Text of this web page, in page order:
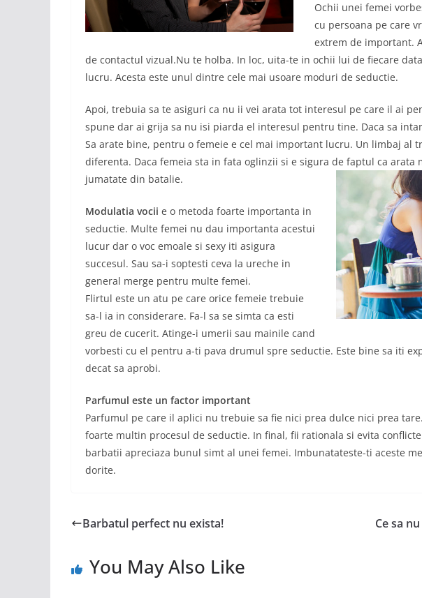
Ochii unei femei
cu persoana pe care
extrem de important.
de contactul vizual.Nu te holba. In loc, uita-te in ochii lui de fiecare
lucru. Acesta este unul dintre cele mai usoare moduri de seductie.
Apoi, trebuia sa te asiguri ca nu ii vei arata tot interesul pe care il ai
spune dar ai grija sa nu isi piarda el interesul pentru tine. Daca sa
Sa arate bine, pentru o femeie e cel mai important lucru. Un limbaj al
diferenta. Daca femeia sta in fata oglinzii si e sigura de faptul ca arata
jumatate din batalie.
Modulatia vocii e o metoda foarte importanta in
seductie. Multe femei nu dau importanta acestui
lucur dar o voc emoale si sexy iti asigura
succesul. Sau sa-i soptesti ceva la ureche in
general merge pentru multe femei.
Flirtul este un atu pe care orice femeie trebuie
sa-l ia in considerare. Fa-l sa se simta ca esti
greu de cucerit. Atinge-i umerii sau mainile cand
vorbesti cu el pentru a-ti pava drumul spre seductie. Este bine sa iti
decat sa aprobi.
Parfumul este un factor important
Parfumul pe care il aplici nu trebuie sa fie nici prea dulce nici prea
foarte multin procesul de seductie. In final, fii rationala si evita
barbatii apreciaza bunul simt al unei femei. Imbunatateste-ti aceste
dorite.
Barbatul perfect nu exista! Ce sa
You May Also Like